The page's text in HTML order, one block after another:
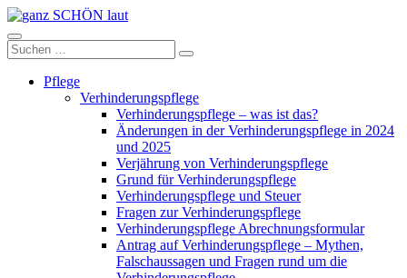
Zum
Inhalt
springen
ganz
SCHÖN
Suchen
nach:
Suchen
Pflege
Verhinderungspflege
Verhinderungspflege – was ist das?
Änderungen in der Verhinderungspflege in 2024
und 2025
Verjährung von Verhinderungspflege
Grund für Verhinderungspflege
Verhinderungspflege und Steuer
Fragen zur Verhinderungspflege
Verhinderungspflege Abrechnungsformular
Antrag auf Verhinderungspflege – Mythen,
Falschaussagen und Fragen rund um die